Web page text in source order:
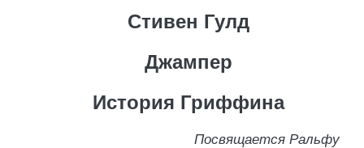
Стивен Гулд
Джампер
История Гриффина
Посвящается Ральфу